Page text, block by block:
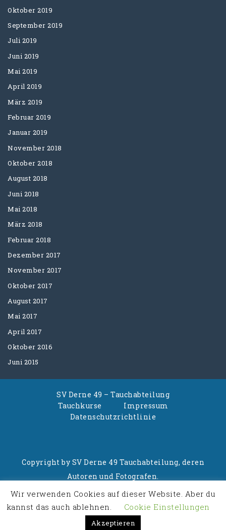
Oktober 2019
September 2019
Juli 2019
Juni 2019
Mai 2019
April 2019
März 2019
Februar 2019
Januar 2019
November 2018
Oktober 2018
August 2018
Juni 2018
Mai 2018
März 2018
Februar 2018
Dezember 2017
November 2017
Oktober 2017
August 2017
Mai 2017
April 2017
Oktober 2016
Juni 2015
SV Derne 49 – Tauchabteilung
Tauchkurse
Impressum
Datenschutzrichtlinie
Copyright by SV Derne 49 Tauchabteilung, deren
Autoren und Fotografen.
Theme
Wir verwenden Cookies auf dieser Website. Aber du
kannst das auch ablehnen.
Cookie Einstellungen
Akzeptieren